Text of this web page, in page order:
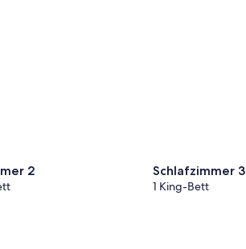
2 Schlafzimmer 3
1 King-Bett